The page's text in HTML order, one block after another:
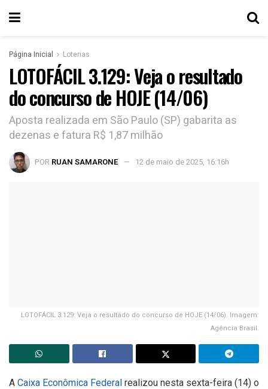
Página Inicial Loterias
LOTOFÁCIL 3.129: Veja o resultado
do concurso de HOJE (14/06)
Aposta realizada em São Paulo (SP) gabarita as
dezenas e fatura R$ 1,87 milhão
POR RUAN SAMARONE 12 de maio de 2025, 16:16h
LOTOFÁCIL 3.129: Veja o resultado do concurso de HOJE (14/06). Imagem:
Agência Brasil.
A Caixa Econômica Federal realizou nesta sexta-feira (14) o